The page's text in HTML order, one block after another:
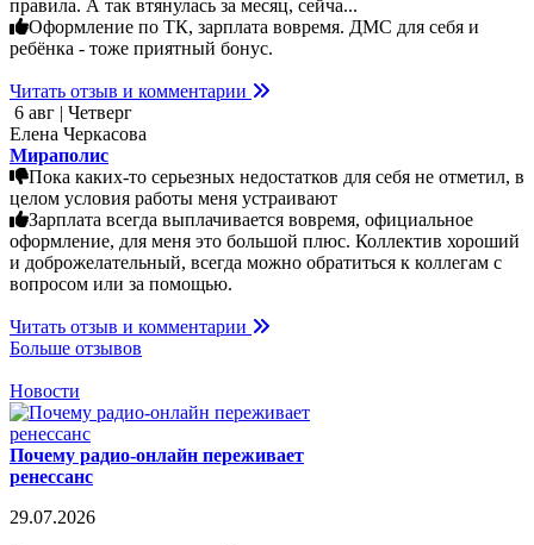
правила. А так втянулась за месяц, сейча...
Оформление по ТК, зарплата вовремя. ДМС для себя и
ребёнка - тоже приятный бонус.
Читать отзыв и комментарии
6 авг | Четверг
Елена Черкасова
Мираполис
Пока каких-то серьезных недостатков для себя не отметил, в
целом условия работы меня устраивают
Зарплата всегда выплачивается вовремя, официальное
оформление, для меня это большой плюс. Коллектив хороший
и доброжелательный, всегда можно обратиться к коллегам с
вопросом или за помощью.
Читать отзыв и комментарии
Больше отзывов
Новости
Почему радио-онлайн переживает
ренессанс
29.07.2026